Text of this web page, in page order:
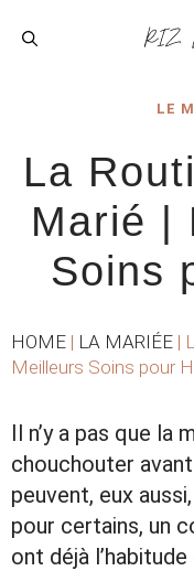
LE
La
Marié |
Soins
HOME | LA MARIÉE |
Meilleurs Soins pour
Il n’y a pas que la
chouchouter
peuvent, eux aussi,
pour certains, un
ont déjà